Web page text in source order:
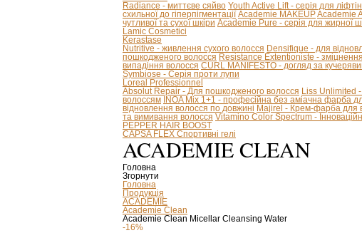
Radiance - миттєве сяйво Youth Active Lift - серія для
схильної до гіперпігментації Academie MAKEUPAcademie
чутливої та сухої шкіри Academie Pure - серія для жирної
Lamic Cosmetici
Kerastase
Nutritive - живлення сухого волосся Densifique - для
пошкодженого волосся Resistance Extentioniste -
випадіння волосся CURL MANIFESTO - догляд за
Symbiose - Серія проти лупи
Loreal Professionnel
Absolut Repair - Для пошкодженого волосся Liss Unlimited
волоссям INOA Mix 1+1 - професійна без аміачна фарба
відновлення волосся по довжині Majirel - Крем-фарба для
та вимивання волосся Vitamino Color Spectrum -
PEPPER HAIR BOOST
CAPSA FLEX Спортивні гелі
ACADEMIE CLEAN
Головна
Згорнути
Головна
Продукція
ACADEMIE
Academie Clean
Academie Clean Micellar Cleansing Water
-16%